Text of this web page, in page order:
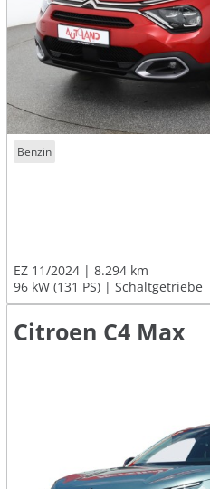
Benzin
EZ 11/2024
8.294 km
96 kW (131 PS)
Schaltgetriebe
Citroen C4 Max